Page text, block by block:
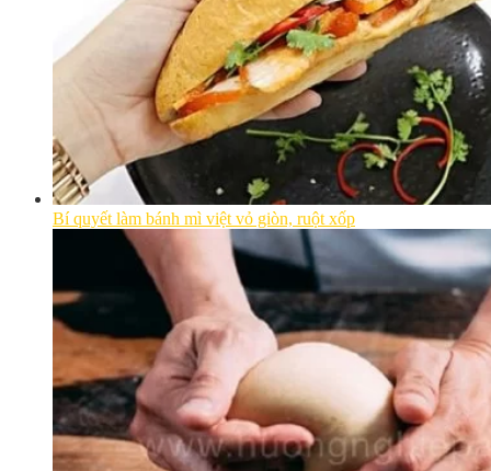
Bí quyết làm bánh mì việt vỏ giòn, ruột xốp